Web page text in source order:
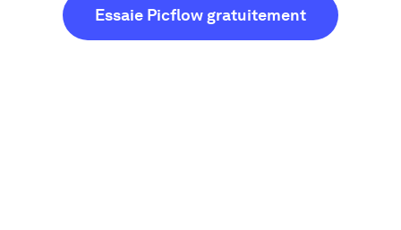
Essaie Picflow gratuitement